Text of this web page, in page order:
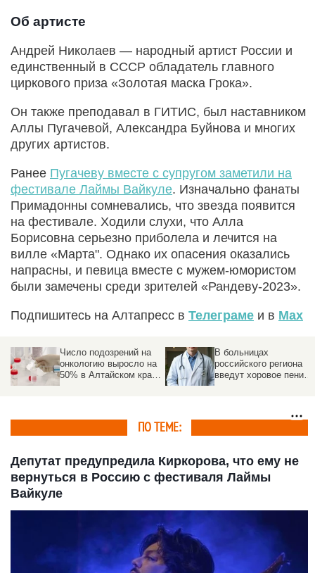
Об артисте
Андрей Николаев — народный артист России и
единственный в СССР обладатель главного
циркового приза «Золотая маска Грока».
Он также преподавал в ГИТИС, был наставником
Аллы Пугачевой, Александра Буйнова и многих
других артистов.
Ранее Пугачеву вместе с супругом заметили на
фестивале Лаймы Вайкуле. Изначально фанаты
Примадонны сомневались, что звезда появится
на фестивале. Ходили слухи, что Алла
Борисовна серьезно приболела и лечится на
вилле «Марта". Однако их опасения оказались
напрасны, и певица вместе с мужем-юмористом
были замечены среди зрителей «Рандеву-2023».
Подпишитесь на Алтапресс в Телеграме и в Max
Число подозрений на
онкологию выросло на
50% в Алтайском крае.
В больницах
российского региона
введут хоровое пение
ПО ТЕМЕ:
Депутат предупредила Киркорова, что ему не
вернуться в Россию с фестиваля Лаймы
Вайкуле